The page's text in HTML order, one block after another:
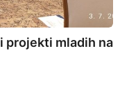
projekti mladih na